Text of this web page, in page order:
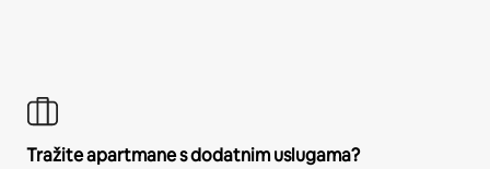
Tražite apartmane s dodatnim uslugama?